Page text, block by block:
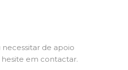
necessitar de apoio
em contactar.